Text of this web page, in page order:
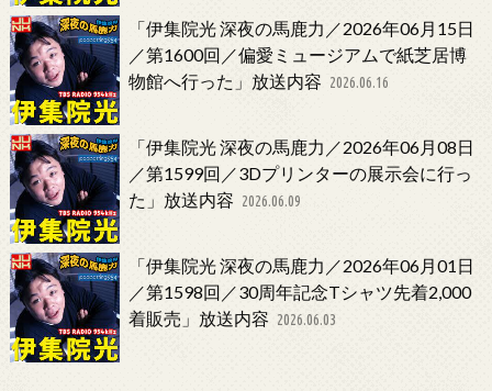
「伊集院光 深夜の馬鹿力／2026年06月15日
／第1600回／偏愛ミュージアムで紙芝居博
物館へ行った」放送内容 2026.06.16
「伊集院光 深夜の馬鹿力／2026年06月08日
／第1599回／3Dプリンターの展示会に行っ
た」放送内容 2026.06.09
「伊集院光 深夜の馬鹿力／2026年06月01日
／第1598回／30周年記念Tシャツ先着2,000
着販売」放送内容 2026.06.03